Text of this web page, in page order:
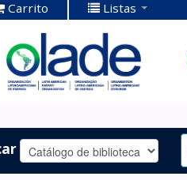
Carrito Listas